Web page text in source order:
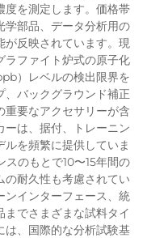
度を測定します。価格帯
学部品、データ分析用の
が反映されています。現
ラファイト炉式の原子化
）レベルの検出限界を
バックグラウンド補正
重要なアクセサリーが含
ーは、据付、トレーニン
を頻繁に提供していま
のもとで10〜15年間の
耐久性も考慮されてい
ンインターフェース、統
でさまざまな試料タイ
は、国際的な分析試験基